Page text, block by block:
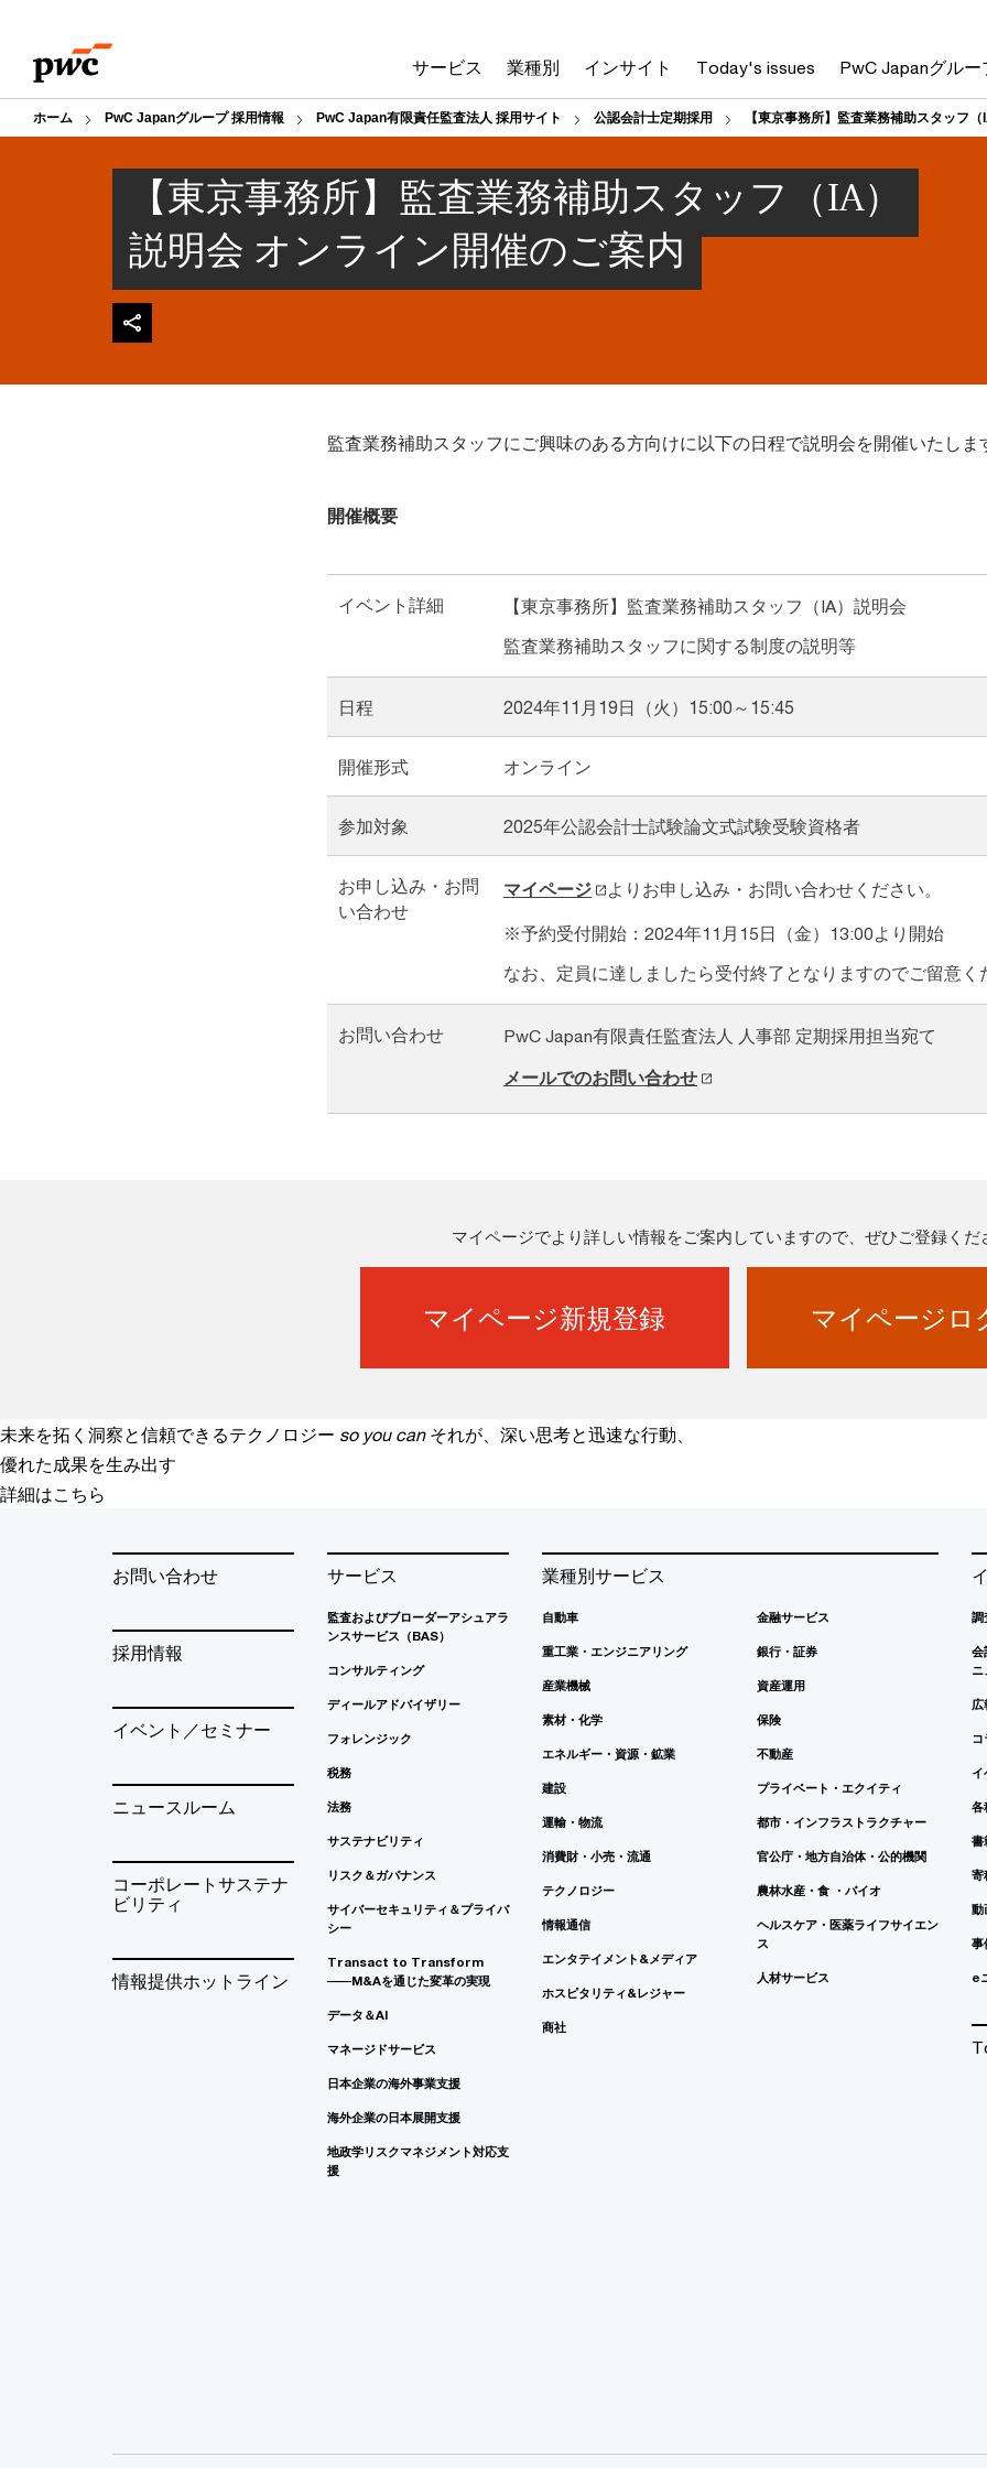
content
footer
サービス 業種別 インサイト Today's issues PwC Japanグルー
ホーム PwC Japanグループ 採用情報 PwC Japan有限責任監査法人 採用サイト 公認会計士定期採用 【東京事務所】監査業務補助スタッフ
【東京事務所】監査業務補助スタッフ（IA）
説明会 オンライン開催のご案内
監査業務補助スタッフにご興味のある方向けに以下の日程で説明会を開催いたしま
開催概要
イベント詳細
【東京事務所】監査業務補助スタッフ（IA）説明会
監査業務補助スタッフに関する制度の説明等
日程 2024年11月19日（火）15:00～15:45
開催形式 オンライン
参加対象 2025年公認会計士試験論文式試験受験資格者
お申し込み・お問
い合わせ
マイページ よりお申し込み・お問い合わせください。
※予約受付開始：2024年11月15日（金）13:00より開始
なお、定員に達しましたら受付終了となりますのでご留意く
お問い合わせ PwC Japan有限責任監査法人 人事部 定期採用担当宛て
メールでのお問い合わせ
マイページでより詳しい情報をご案内していますので、ぜひご登録くだ
マイページ新規登録 マイページロ
未来を拓く洞察と信頼できるテクノロジー so you can それが、深い思考と迅速な行動、
優れた成果を生み出す
詳細はこちら
お問い合わせ
採用情報
イベント／セミナー
ニュースルーム
コーポレートサステナ
ビリティ
情報提供ホットライン
サービス
監査およびブローダーアシュアラ
ンスサービス（BAS）
コンサルティング
ディールアドバイザリー
フォレンジック
税務
法務
サステナビリティ
リスク＆ガバナンス
サイバーセキュリティ＆プライバ
シー
Transact to Transform
――M&Aを通じた変革の実現
データ＆AI
マネージドサービス
日本企業の海外事業支援
海外企業の日本展開支援
地政学リスクマネジメント対応支
援
業種別サービス
自動車
重工業・エンジニアリング
産業機械
素材・化学
エネルギー・資源・鉱業
建設
運輸・物流
消費財・小売・流通
テクノロジー
情報通信
エンタテイメント&メディア
ホスピタリティ&レジャー
商社
金融サービス
銀行・証券
資産運用
保険
不動産
プライベート・エクイティ
都市・インフラストラクチャー
官公庁・地方自治体・公的機関
農林水産・食 ・バイオ
ヘルスケア・医薬ライフサイエン
ス
人材サービス
調
会
ニ
広
コ
イ
各
書
寄
動
事
e